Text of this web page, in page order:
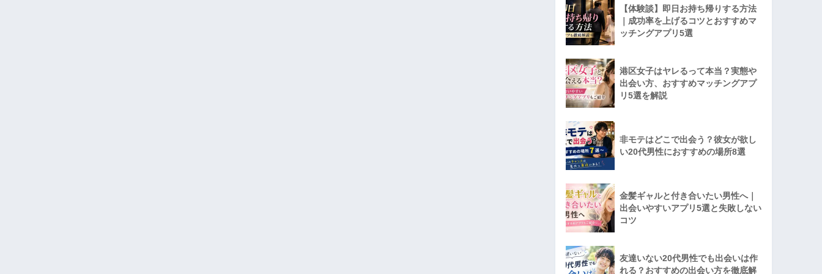
【体験談】即日お持ち帰りする方法
｜成功率を上げるコツとおすすめマ
ッチングアプリ5選
港区女子はヤレるって本当？実態や
出会い方、おすすめマッチングアプ
リ5選を解説
非モテはどこで出会う？彼女が欲し
い20代男性におすすめの場所8選
金髪ギャルと付き合いたい男性へ｜
出会いやすいアプリ5選と失敗しない
コツ
友達いない20代男性でも出会いは作
れる？おすすめの出会い方を徹底解